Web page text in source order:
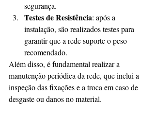
segurança.
Testes de Resistência: após a
instalação, são realizados testes para
garantir que a rede suporte o peso
recomendado.
Além disso, é fundamental realizar a
manutenção periódica da rede, que inclui a
inspeção das fixações e a troca em caso de
desgaste ou danos no material.